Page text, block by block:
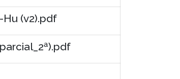
Hu (v2).pdf